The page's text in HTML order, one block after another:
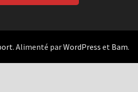
. Alimenté parWordPress et Bam.